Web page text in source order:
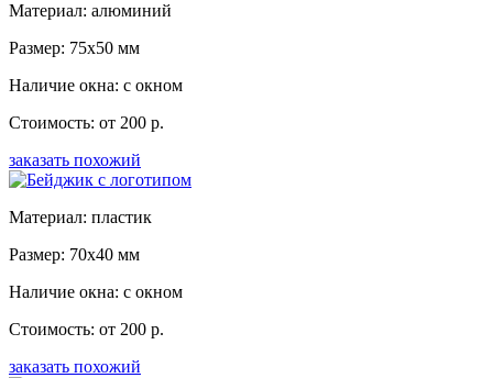
Материал: алюминий
Размер: 75x50 мм
Наличие окна: с окном
Стоимость: от 200 р.
заказать похожий
Материал: пластик
Размер: 70x40 мм
Наличие окна: с окном
Стоимость: от 200 р.
заказать похожий